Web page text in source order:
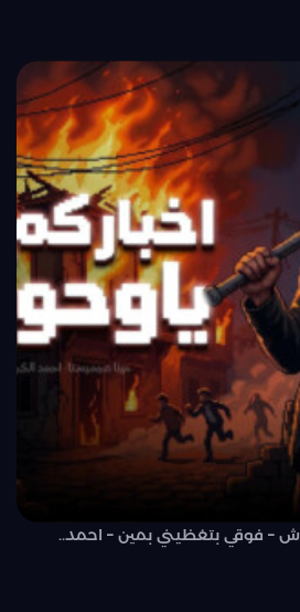
– فوقي بتغظيني بمين – احمد..